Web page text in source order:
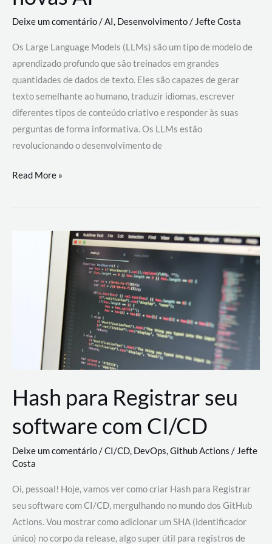
Deixe um comentário/AI, Desenvolvimento/ Jefte Costa
Os Large Language Models (LLMs) são um tipo de modelo de
aprendizado profundo que são treinados em grandes
quantidades de dados de texto. Eles são capazes de gerar
texto semelhante ao humano, traduzir idiomas, escrever
diferentes tipos de conteúdo criativo e responder às suas
perguntas de forma informativa. Os LLMs estão
revolucionando o desenvolvimento de
Large
Models
revolucionando
desenvolvimento
Read More »
Hash para Registrar seu
software com CI/CD
Deixe um comentário/CI/CD, DevOps,Github Actions /Jefte
Costa
Oi, pessoal! Hoje, vamos ver como criar Hash para Registrar
seu software com CI/CD, mergulhando no mundo dos GitHub
Actions. Vou mostrar como adicionar um SHA (identificador
único) no corpo da release, algo super útil para registros de